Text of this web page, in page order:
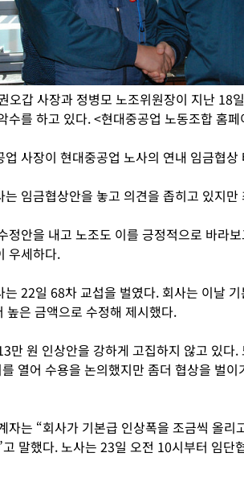
갑 사장과 정병모 노조위원장이 지난 18
수를 하고 있다. <현대중공업 노동조합 홈
업 사장이 현대중공업 노사의 연내 임금협
는 임금협상안을 놓고 의견을 좁히고 있지
정안을 내고 노조도 이를 긍정적으로 바라
우세하다.
는 22일 68차 교섭을 벌였다. 회사는 이날
높은 금액으로 수정해 제시했다.
만 원 인상안을 강하게 고집하지 않고 있다
열어 수용을 논의했지만 좀더 협상을 벌
자는 “회사가 기본급 인상폭을 조금씩 올리
말했다. 노사는 23일 오전 10시부터 임단